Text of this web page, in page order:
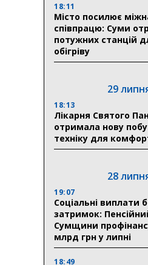
18:11
Місто посилює
співпрацю: Суми
потужних станцій
обігріву
29
18:13
Лікарня Святого
отримала нову
техніку для
28
19:07
Соціальні виплати
затримок:
Сумщини
млрд грн у липні
18:49